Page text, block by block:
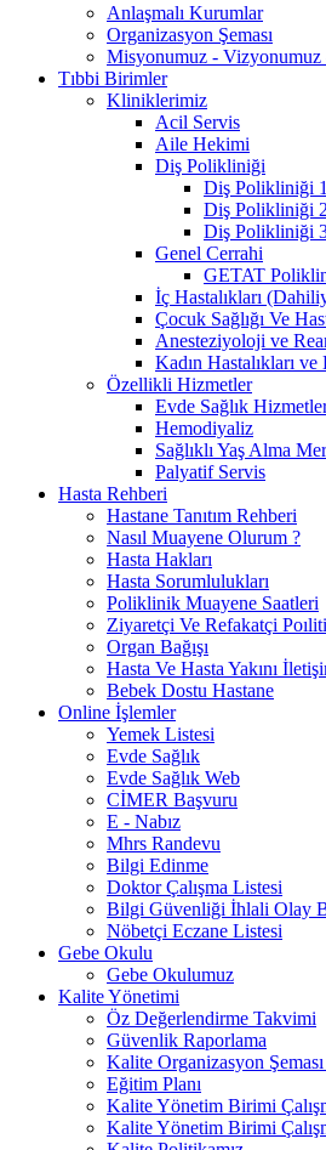
Anlaşmalı Kurumlar
Organizasyon Şeması
Misyonumuz - Vizyonumuz
Tıbbi Birimler
Kliniklerimiz
Acil Servis
Aile Hekimi
Diş Polikliniği
Diş Polikliniği 1
Diş Polikliniği 2
Diş Polikliniği
Genel Cerrahi
GETAT
İç Hastalıkları
Çocuk Sağlığı Ve
Anesteziyoloji ve
Kadın Hastalıkları
Özellikli Hizmetler
Evde Sağlık
Hemodiyaliz
Sağlıklı Yaş Alma
Palyatif Servis
Hasta Rehberi
Hastane Tanıtım Rehberi
Nasıl Muayene Olurum ?
Hasta Hakları
Hasta Sorumlulukları
Poliklinik Muayene Saatleri
Ziyaretçi Ve Refakatçi
Organ Bağışı
Hasta Ve Hasta Yakını
Bebek Dostu Hastane
Online İşlemler
Yemek Listesi
Evde Sağlık
Evde Sağlık Web
CİMER Başvuru
E - Nabız
Mhrs Randevu
Bilgi Edinme
Doktor Çalışma Listesi
Bilgi Güvenliği İhlali Olay
Nöbetçi Eczane Listesi
Gebe Okulu
Gebe Okulumuz
Kalite Yönetimi
Öz Değerlendirme Takvimi
Güvenlik Raporlama
Kalite Organizasyon Şeması
Eğitim Planı
Kalite Yönetim Birimi
Kalite Yönetim Birimi